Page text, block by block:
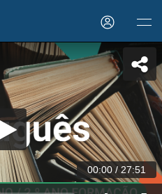
00:00 / 27:51